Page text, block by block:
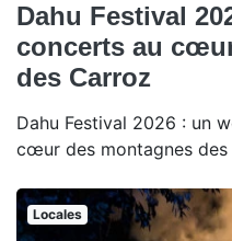
Dahu Festival
concerts au
des Carroz
Dahu Festival 2026 : un
cœur des montagnes des
Locales